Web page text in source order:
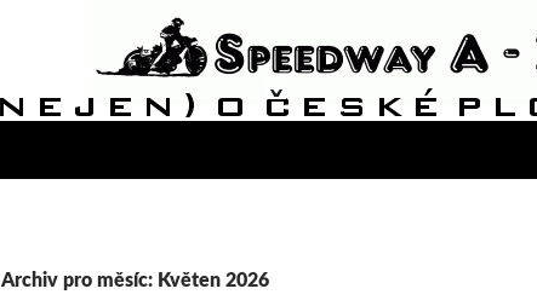
Archiv pro měsíc: Květen 2026